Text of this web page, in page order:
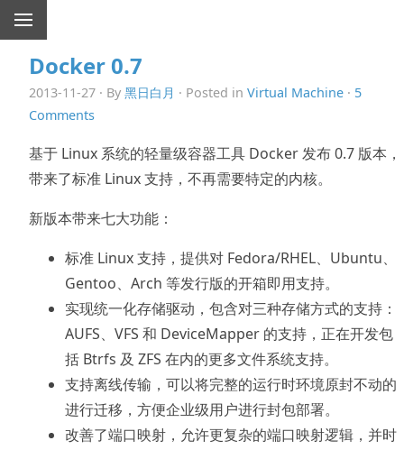
Docker 0.7
2013-11-27 · By 黑日白月 · Posted in Virtual Machine · 5
Comments
基于 Linux 系统的轻量级容器工具 Docker 发布 0.7 版本，
带来了标准 Linux 支持，不再需要特定的内核。
新版本带来七大功能：
标准 Linux 支持，提供对 Fedora/RHEL、Ubuntu、
Gentoo、Arch 等发行版的开箱即用支持。
实现统一化存储驱动，包含对三种存储方式的支持：
AUFS、VFS 和 DeviceMapper 的支持，正在开发包
括 Btrfs 及 ZFS 在内的更多文件系统支持。
支持离线传输，可以将完整的运行时环境原封不动的
进行迁移，方便企业级用户进行封包部署。
改善了端口映射，允许更复杂的端口映射逻辑，并时